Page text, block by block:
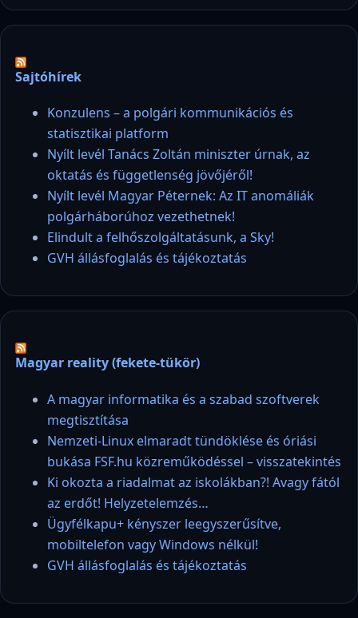
Sajtóhírek
Konzulens – a polgári kommunikációs és
statisztikai platform
Nyílt levél Tanács Zoltán miniszter úrnak, az
oktatás és függetlenség jövőjéről!
Nyílt levél Magyar Péternek: Az IT anomáliák
polgárháborúhoz vezethetnek!
Elindult a felhőszolgáltatásunk, a Sky!
GVH állásfoglalás és tájékoztatás
Magyar reality (fekete-tükör)
A magyar informatika és a szabad szoftverek
megtisztítása
Nemzeti-Linux elmaradt tündöklése és óriási
bukása FSF.hu közreműködéssel – visszatekintés
Ki okozta a riadalmat az iskolákban?! Avagy fától
az erdőt! Helyzetelemzés…
Ügyfélkapu+ kényszer leegyszerűsítve,
mobiltelefon vagy Windows nélkül!
GVH állásfoglalás és tájékoztatás